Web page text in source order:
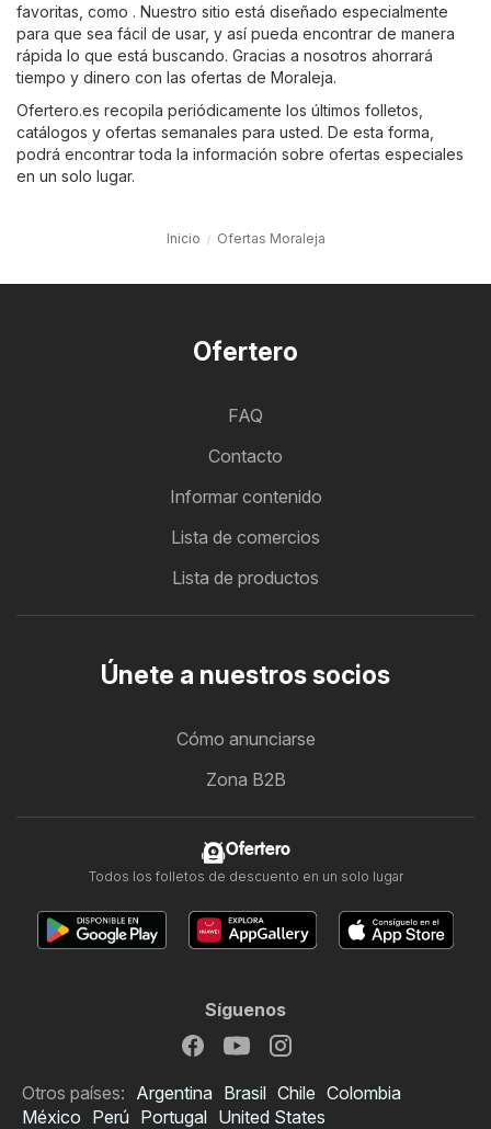
favoritas, como . Nuestro sitio está diseñado especialmente
para que sea fácil de usar, y así pueda encontrar de manera
rápida lo que está buscando. Gracias a nosotros ahorrará
tiempo y dinero con las ofertas de Moraleja.
Ofertero.es recopila periódicamente los últimos folletos,
catálogos y ofertas semanales para usted. De esta forma,
podrá encontrar toda la información sobre ofertas especiales
en un solo lugar.
Inicio Ofertas Moraleja
Ofertero
FAQ
Contacto
Informar contenido
Lista de comercios
Lista de productos
Únete a nuestros socios
Cómo anunciarse
Zona B2B
Ofertero
Todos los folletos de descuento en un solo lugar
Síguenos
Otros países: Argentina Brasil Chile Colombia
México Perú Portugal United States